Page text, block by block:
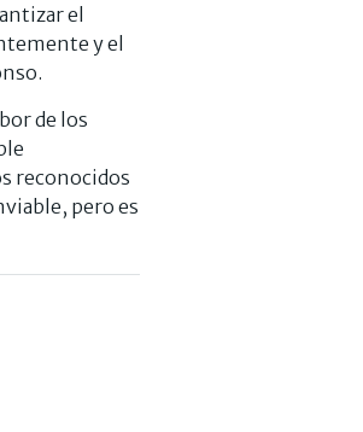
el
y el
de los
reconocidos
pero es